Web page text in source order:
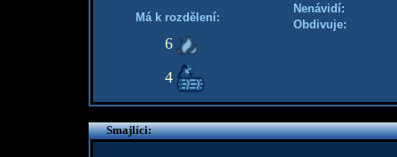
Má k rozdělení:
6
4
Nenávidí:
Obdivuje:
Smajlíci: